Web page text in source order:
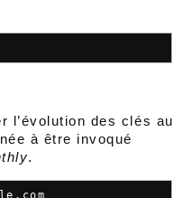
l’évolution des clés au
à être invoqué
.